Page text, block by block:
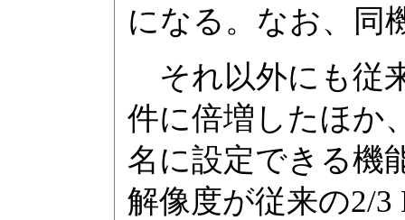
になる。なお、同
それ以外にも従
件に倍増したほか
名に設定できる機
解像度が従来の2/3